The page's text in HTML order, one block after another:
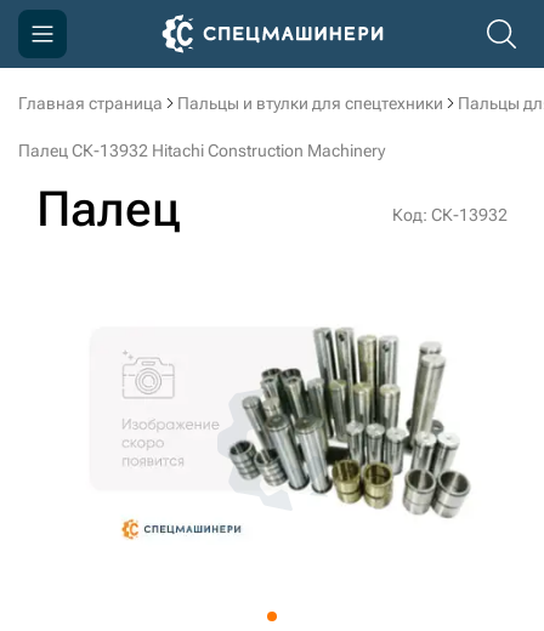
Главная страница Пальцы и втулки для спецтехники Пальцы
Палец СК-13932 Hitachi Construction Machinery
Палец Код: СК-13932
Компания
Доставка и оплата
3D тур по производству
3D тур по складам
sksale@skdst.ru